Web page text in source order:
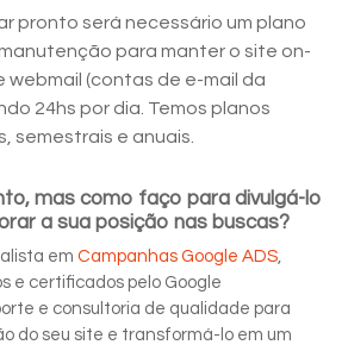
pronto será necessário um plano
para manter o site on-
webmail (contas de e-mail da
24hs por dia. Temos planos
semestrais e anuais.
mas como faço para divulgá-lo
a sua posição nas buscas?
em Campanhas Google ADS,
e certificados pelo Google
e consultoria de qualidade para
do seu site e transformá-lo em um